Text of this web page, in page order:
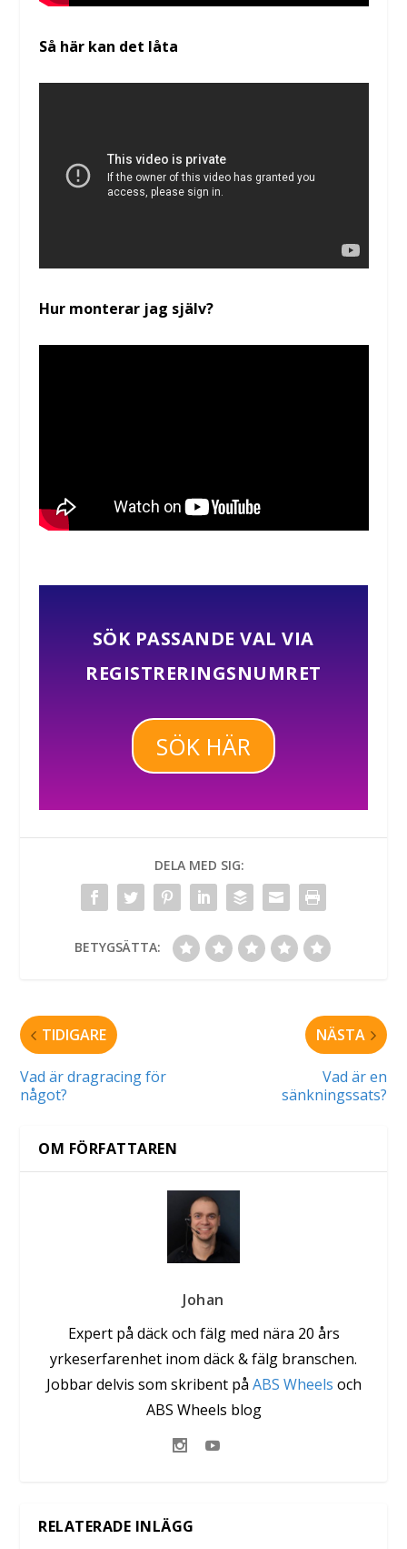
Så här kan det låta
Hur monterar jag själv?
SÖK PASSANDE VAL VIA
REGISTRERINGSNUMRET
SÖK HÄR
DELA MED SIG:
BETYGSÄTTA:
TIDIGARE
Vad är dragracing för
något?
NÄSTA
Vad är en
sänkningssats?
OM FÖRFATTAREN
Johan
Expert på däck och fälg med nära 20 års
yrkeserfarenhet inom däck & fälg branschen.
Jobbar delvis som skribent på ABS Wheels och
ABS Wheels blog
RELATERADE INLÄGG